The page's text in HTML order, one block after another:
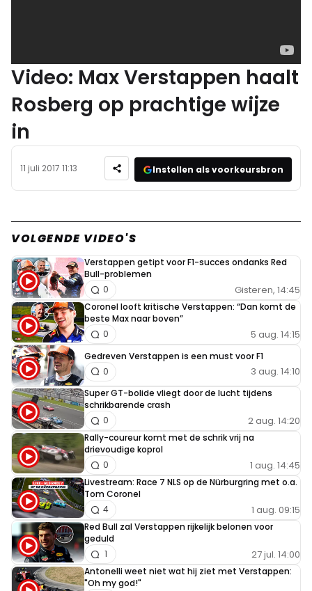
Video: Max Verstappen haalt
Rosberg op prachtige wijze
in
11 juli 2017 11:13 Instellen als voorkeursbron
VOLGENDE VIDEO'S
Verstappen getipt voor F1-succes ondanks Red
Bull-problemen
Gisteren, 14:45
0
Coronel looft kritische Verstappen: “Dan komt de
beste Max naar boven”
5 aug. 14:15
0
Gedreven Verstappen is een must voor F1
3 aug. 14:10
0
Super GT-bolide vliegt door de lucht tijdens
schrikbarende crash
2 aug. 14:20
0
Rally-coureur komt met de schrik vrij na
drievoudige koprol
1 aug. 14:45
0
Livestream: Race 7 NLS op de Nürburgring met o.a.
Tom Coronel
1 aug. 09:15
4
Red Bull zal Verstappen rijkelijk belonen voor
geduld
27 jul. 14:00
1
Antonelli weet niet wat hij ziet met Verstappen:
"Oh my god!"